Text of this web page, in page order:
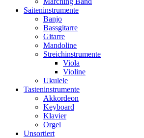
Saiteninstrumente
Banjo
Bassgitarre
Gitarre
Mandoline
Streichinstrumente
Viola
Violine
Ukulele
Tasteninstrumente
Akkordeon
Keyboard
Klavier
Orgel
Unsortiert